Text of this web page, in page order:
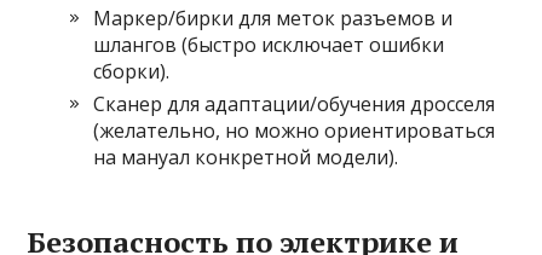
Маркер/бирки для меток разъемов и
шлангов (быстро исключает ошибки
сборки).
Сканер для адаптации/обучения дросселя
(желательно, но можно ориентироваться
на мануал конкретной модели).
Безопасность по электрике и